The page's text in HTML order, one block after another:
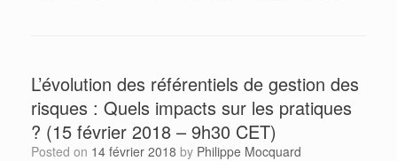
L’évolution des référentiels de gestion des
risques : Quels impacts sur les pratiques
? (15 février 2018 – 9h30 CET)
Posted on 14 février 2018 by Philippe Mocquard